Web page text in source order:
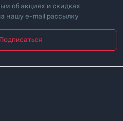
об акциях и скидках
нашу e-mail рассылку
Подписаться